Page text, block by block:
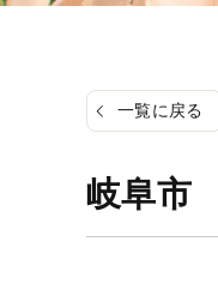
一覧に戻る
岐阜市